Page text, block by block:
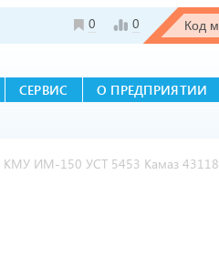
0 0
СЕРВИС О ПРЕДПРИЯТИИ
КМУ ИМ-150 УСТ 5453 Камаз 43118